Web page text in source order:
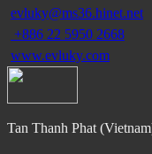
evluky@ms36.hinet.net
+886 22 5950 2668
www.evluky.com
Tan Thanh Phat